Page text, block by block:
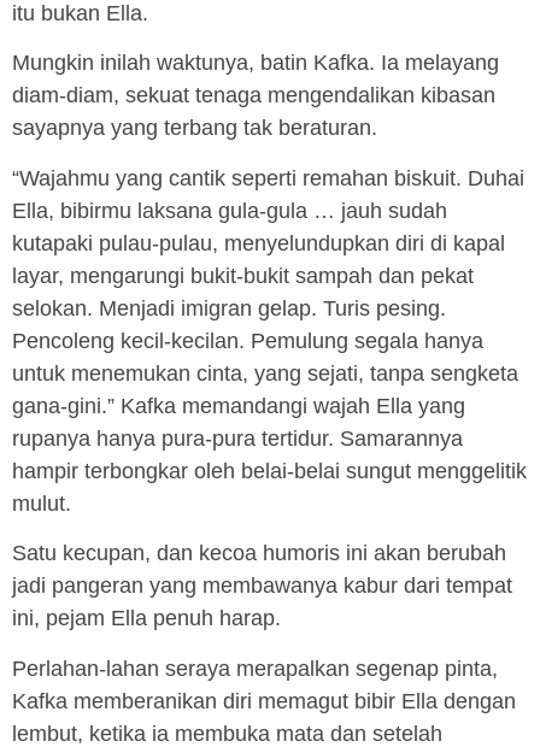
itu bukan Ella.
Mungkin inilah waktunya, batin Kafka. Ia melayang
diam-diam, sekuat tenaga mengendalikan kibasan
sayapnya yang terbang tak beraturan.
“Wajahmu yang cantik seperti remahan biskuit. Duhai
Ella, bibirmu laksana gula-gula … jauh sudah
kutapaki pulau-pulau, menyelundupkan diri di kapal
layar, mengarungi bukit-bukit sampah dan pekat
selokan. Menjadi imigran gelap. Turis pesing.
Pencoleng kecil-kecilan. Pemulung segala hanya
untuk menemukan cinta, yang sejati, tanpa sengketa
gana-gini.” Kafka memandangi wajah Ella yang
rupanya hanya pura-pura tertidur. Samarannya
hampir terbongkar oleh belai-belai sungut menggelitik
mulut.
Satu kecupan, dan kecoa humoris ini akan berubah
jadi pangeran yang membawanya kabur dari tempat
ini, pejam Ella penuh harap.
Perlahan-lahan seraya merapalkan segenap pinta,
Kafka memberanikan diri memagut bibir Ella dengan
lembut, ketika ia membuka mata dan setelah